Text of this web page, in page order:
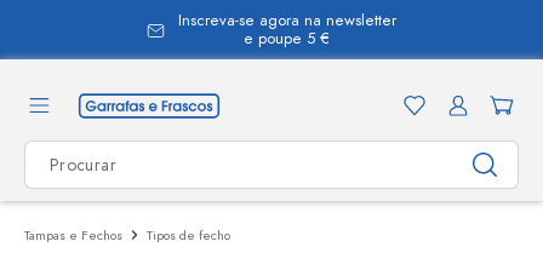
Inscreva-se agora na newsletter
e poupe 5 €
Tampas e Fechos Tipos de fecho